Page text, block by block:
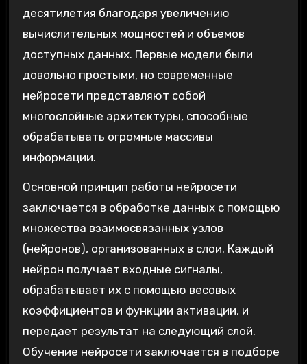
десятилетия благодаря увеличению
вычислительных мощностей и объемов
доступных данных. Первые модели были
довольно простыми, но современные
нейросети представляют собой
многослойные архитектуры, способные
обрабатывать огромные массивы
информации.
Основной принцип работы нейросети
заключается в обработке данных с помощью
множества взаимосвязанных узлов
(нейронов), организованных в слои. Каждый
нейрон получает входные сигналы,
обрабатывает их с помощью весовых
коэффициентов и функции активации, и
передает результат на следующий слой.
Обучение нейросети заключается в подборе